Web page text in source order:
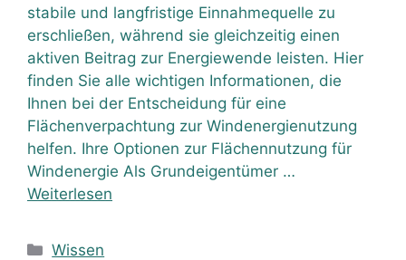
stabile und langfristige Einnahmequelle zu
erschließen, während sie gleichzeitig einen
aktiven Beitrag zur Energiewende leisten. Hier
finden Sie alle wichtigen Informationen, die
Ihnen bei der Entscheidung für eine
Flächenverpachtung zur Windenergienutzung
helfen. Ihre Optionen zur Flächennutzung für
Windenergie Als Grundeigentümer …
Weiterlesen
Wissen